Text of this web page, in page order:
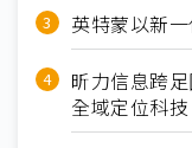
英特蒙以新
昕力信息跨
全域定位科技